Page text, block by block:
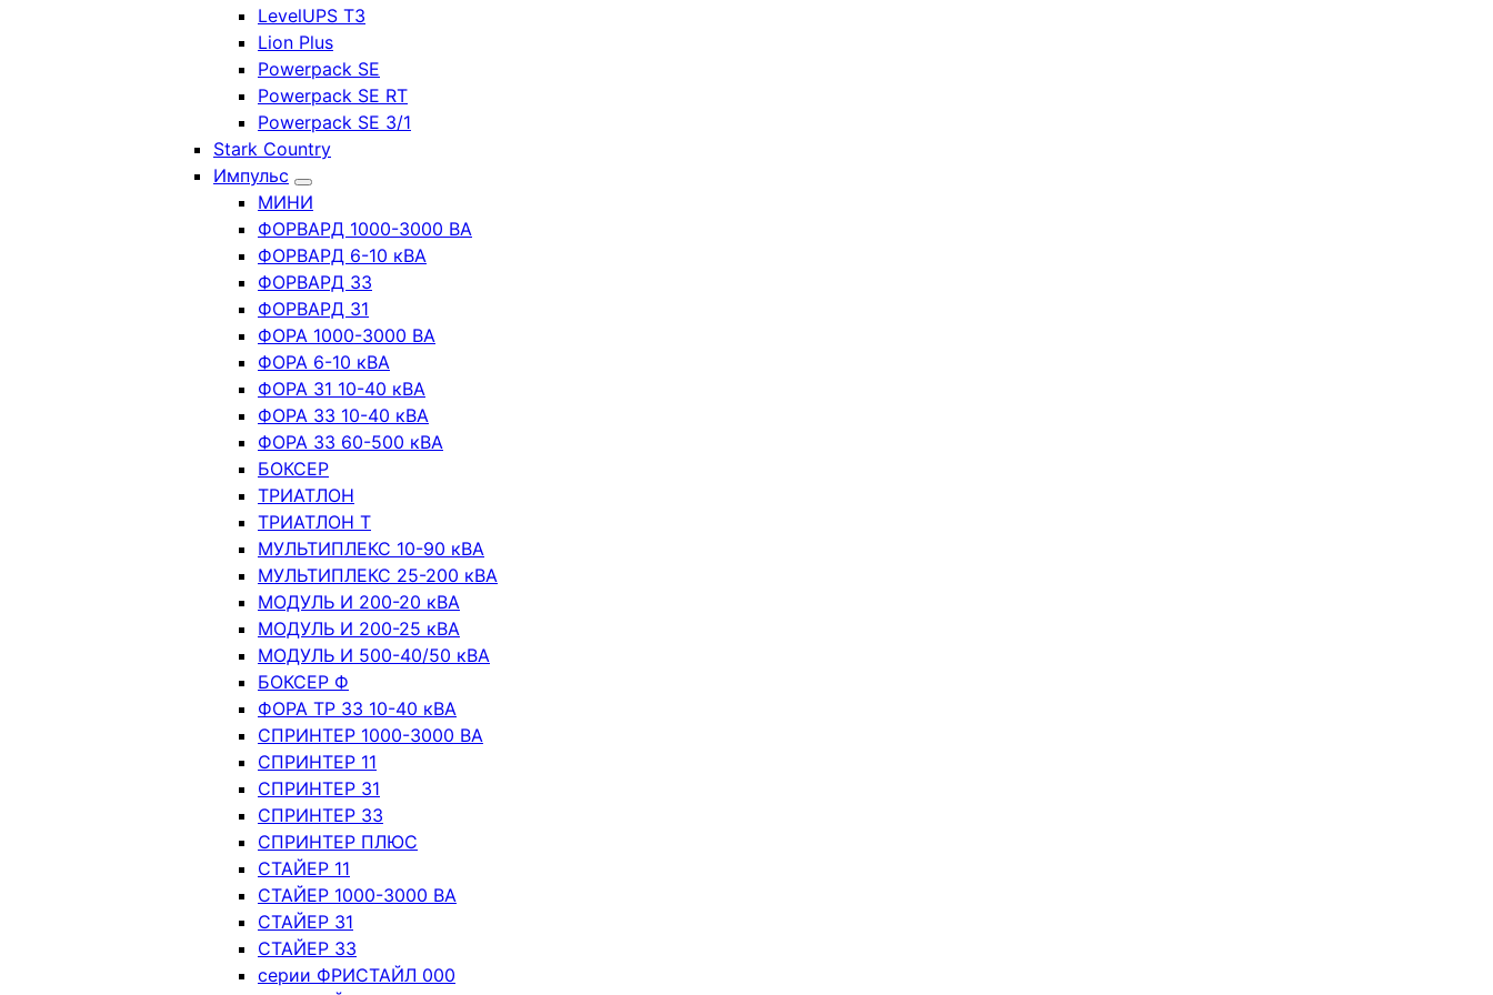
LevelUPS T3
Lion Plus
Powerpack SE
Powerpack SE RT
Powerpack SE 3/1
Stark Country
Импульс
МИНИ
ФОРВАРД 1000-3000 ВА
ФОРВАРД 6-10 кВА
ФОРВАРД 33
ФОРВАРД 31
ФОРА 1000-3000 ВА
ФОРА 6-10 кВА
ФОРА 31 10-40 кВА
ФОРА 33 10-40 кВА
ФОРА 33 60-500 кВА
БОКСЕР
ТРИАТЛОН
ТРИАТЛОН Т
МУЛЬТИПЛЕКС 10-90 кВА
МУЛЬТИПЛЕКС 25-200 кВА
МОДУЛЬ И 200-20 кВА
МОДУЛЬ И 200-25 кВА
МОДУЛЬ И 500-40/50 кВА
БОКСЕР Ф
ФОРА ТР 33 10-40 кВА
СПРИНТЕР 1000-3000 ВА
СПРИНТЕР 11
СПРИНТЕР 31
СПРИНТЕР 33
СПРИНТЕР ПЛЮС
СТАЙЕР 11
СТАЙЕР 1000-3000 ВА
СТАЙЕР 31
СТАЙЕР 33
серии ФРИСТАЙЛ 000